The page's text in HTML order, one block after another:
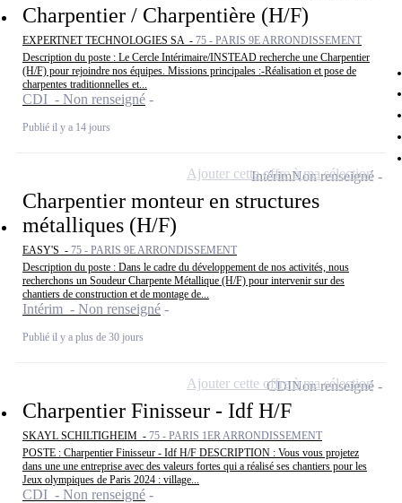
Charpentier / Charpentière (H/F)
EXPERTNET TECHNOLOGIES SA - 75 - PARIS 9E ARRONDISSEMENT
Description du poste : Le Cercle Intérimaire/INSTEAD recherche une Charpentier
(H/F) pour rejoindre nos équipes. Missions principales :-Réalisation et pose de
charpentes traditionnelles et...
CDI - Non renseigné
Publié il y a 14 jours
Charpentier monteur en structures
métalliques (H/F)
EASY'S - 75 - PARIS 9E ARRONDISSEMENT
Description du poste : Dans le cadre du développement de nos activités, nous
recherchons un Soudeur Charpente Métallique (H/F) pour intervenir sur des
chantiers de construction et de montage de...
Intérim - Non renseigné
Publié il y a plus de 30 jours
IntérimNon renseigné
Ajouter cette offre à ma sélection
Charpentier Finisseur - Idf H/F
SKAYL SCHILTIGHEIM - 75 - PARIS 1ER ARRONDISSEMENT
POSTE : Charpentier Finisseur - Idf H/F DESCRIPTION : Vous vous projetez
dans une une entreprise avec des valeurs fortes qui a réalisé ses chantiers pour les
Jeux olympiques de Paris 2024 : village...
CDI - Non renseigné
CDINon renseigné
Ajouter cette offre à ma sélection